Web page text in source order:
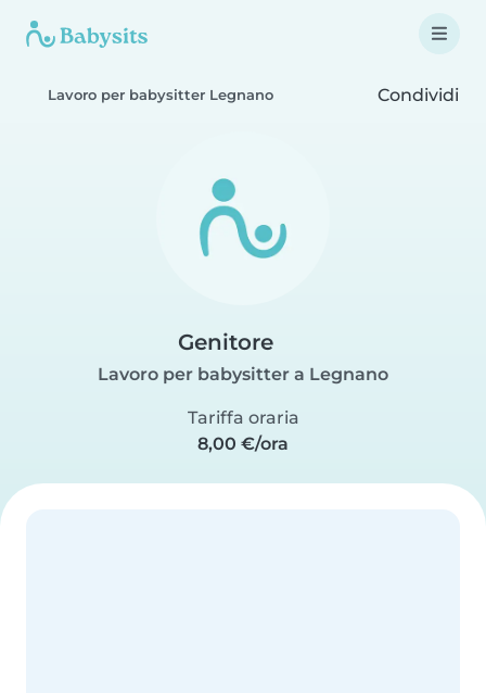
Lavoro per babysitter Legnano Condividi
Genitore
Lavoro per babysitter a Legnano
Tariffa oraria
8,00 €/ora